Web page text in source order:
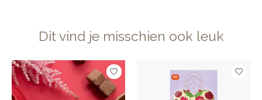
Dit vind je misschien ook leuk
Items van productcarrousel